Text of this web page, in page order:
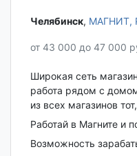
Челябинск‎, МАГНИТ,
от 43 000 до 47 000
Широкая сеть
работа рядом с
из всех магазинов
Работай в Магните и
Возможность